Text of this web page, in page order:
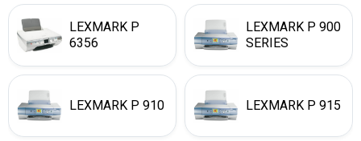
LEXMARK P
6356
LEXMARK P 900
SERIES
LEXMARK P 910 LEXMARK P 915